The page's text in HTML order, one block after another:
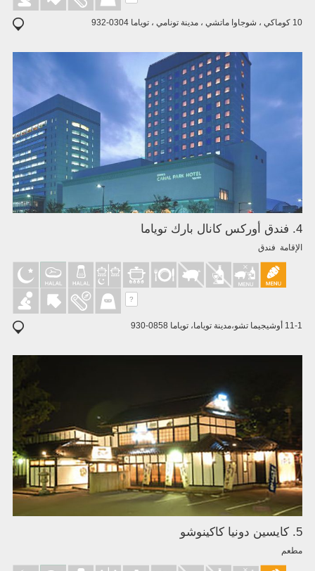
10 كوماكي ، شوجاوا ماتشي ، مدينة تونامي ، توياما 0304-932
4. فندق أوركس كانال بارك توياما
الإقامة فندق
?
11-1 أوشيجيما تشو،مدينة توياما، توياما 0858-930
5. كايسين دونيا كاكينوشو
مطعم